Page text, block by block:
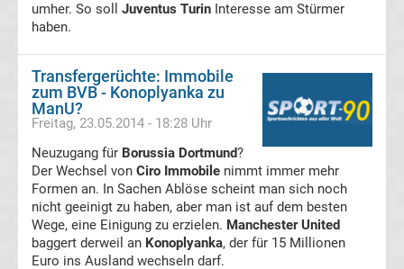
Transfergerüchte
Weiss
Essen
Transfergerüchte
umher. So soll Juventus Turin Interesse am Stürmer
haben.
Transfergerüchte: Immobile
zum BVB - Konoplyanka zu
ManU?
Freitag, 23.05.2014 - 18:28 Uhr
Neuzugang für Borussia Dortmund?
Der Wechsel von Ciro Immobile nimmt immer mehr
Formen an. In Sachen Ablöse scheint man sich noch
nicht geeinigt zu haben, aber man ist auf dem besten
Wege, eine Einigung zu erzielen. Manchester United
baggert derweil an Konoplyanka, der für 15 Millionen
Euro ins Ausland wechseln darf.